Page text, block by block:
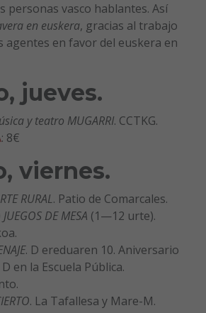
personas vasco hablantes. Así
en euskera, gracias al trabajo
agentes en favor del euskera en
jueves.
y teatro MUGARRI. CCTKG.
: 8€
viernes.
RURAL. Patio de Comarcales.
JUEGOS DE MESA (1—12 urte).
. D ereduaren 10. Aniversario
en la Escuela Pública.
. La Tafallesa y Mare-M.